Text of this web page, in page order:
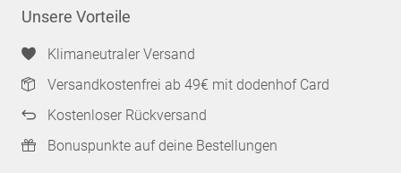
Unsere Vorteile
Klimaneutraler Versand
Versandkostenfrei ab 49€ mit dodenhof Card
Kostenloser Rückversand
Bonuspunkte auf deine Bestellungen